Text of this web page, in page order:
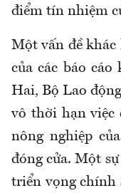
điểm tín nhiệm
Một vấn đề khác
của các báo
Hai, Bộ Lao
vô thời hạn việc
nông nghiệp
đóng cửa. Một
triển vọng chính